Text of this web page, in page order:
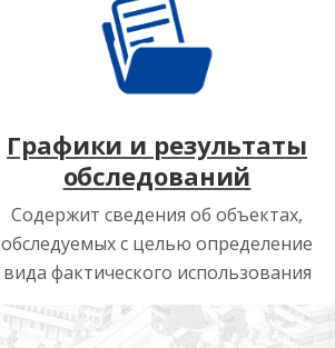
Графики и результаты
обследований
Содержит сведения об объектах,
обследуемых с целью определение
вида фактического использования